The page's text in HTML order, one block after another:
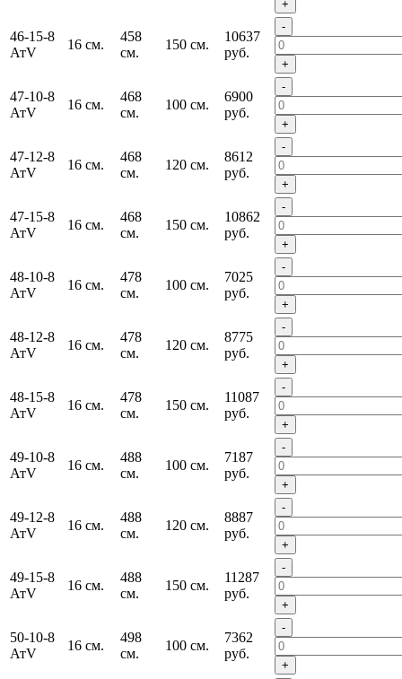
+
46-15-8
АтV
16 см.
458
см.
150 см.
10637
руб.
-
+
47-10-8
АтV
16 см.
468
см.
100 см.
6900
руб.
-
+
47-12-8
АтV
16 см.
468
см.
120 см.
8612
руб.
-
+
47-15-8
АтV
16 см.
468
см.
150 см.
10862
руб.
-
+
48-10-8
АтV
16 см.
478
см.
100 см.
7025
руб.
-
+
48-12-8
АтV
16 см.
478
см.
120 см.
8775
руб.
-
+
48-15-8
АтV
16 см.
478
см.
150 см.
11087
руб.
-
+
49-10-8
АтV
16 см.
488
см.
100 см.
7187
руб.
-
+
49-12-8
АтV
16 см.
488
см.
120 см.
8887
руб.
-
+
49-15-8
АтV
16 см.
488
см.
150 см.
11287
руб.
-
+
50-10-8
АтV
16 см.
498
см.
100 см.
7362
руб.
-
+